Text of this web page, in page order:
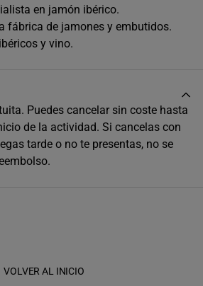
(1)
en jamón ibérico.
fábrica de jamones y embutidos.
y vino.
Puedes cancelar sin coste hasta
de la actividad. Si cancelas con
tarde o no te presentas, no se
VOLVER AL INICIO